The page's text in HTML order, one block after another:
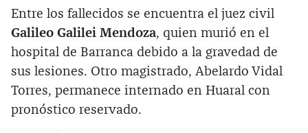
Entre los fallecidos se encuentra el juez civil
Galileo Galilei Mendoza, quien murió en el
hospital de Barranca debido a la gravedad de
sus lesiones. Otro magistrado, Abelardo Vidal
Torres, permanece internado en Huaral con
pronóstico reservado.